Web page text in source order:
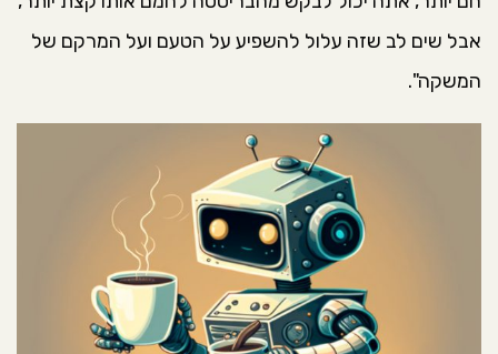
אבל שים לב שזה עלול להשפיע על הטעם ועל המרקם של
המשקה".